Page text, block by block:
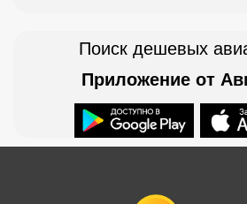
Поиск дешевых
Приложение от